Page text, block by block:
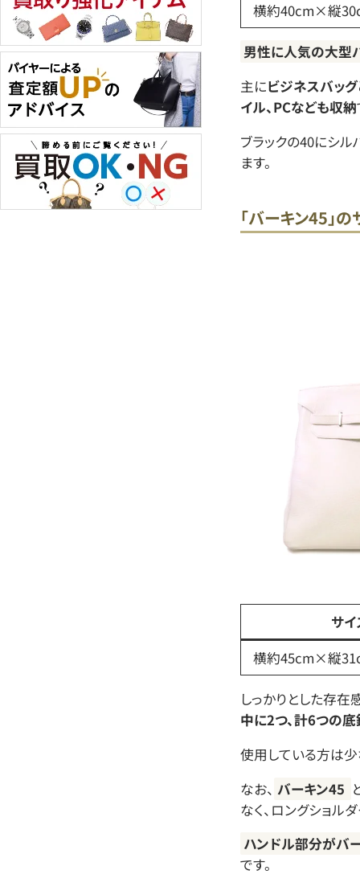
横約40cm×縦
男性に人気の大型
主にビジネスバッ
イル、PCなども収納
ブラックの40にシ
ます。
「バーキン45」
サイ
横約45cm×縦
しっかりとした存在
中に2つ、計6つの
使用している方は少
なお、 バーキン45
なく、ロングショル
ハンドル部分がバ
です。